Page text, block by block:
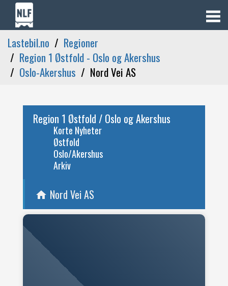
Lastebil.no
Regioner
Region 1 Østfold - Oslo og Akershus
Oslo-Akershus
Nord Vei AS
Region 1 Østfold / Oslo og Akershus
Korte Nyheter
Østfold
Oslo/Akershus
Arkiv
home Nord Vei AS